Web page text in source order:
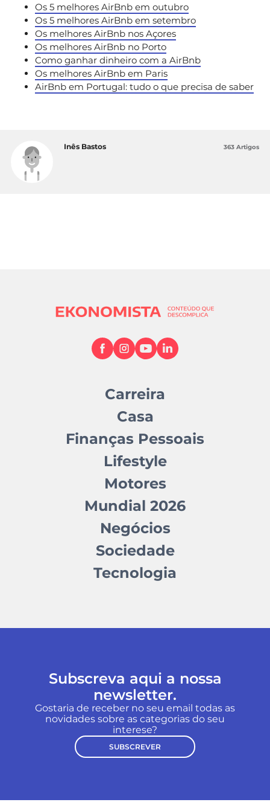
Os 5 melhores AirBnb em outubro
Os 5 melhores AirBnb em setembro
Os melhores AirBnb nos Açores
Os melhores AirBnb no Porto
Como ganhar dinheiro com a AirBnb
Os melhores AirBnb em Paris
AirBnb em Portugal: tudo o que precisa de saber
Inês Bastos 363 Artigos
Carreira
Casa
Finanças Pessoais
Lifestyle
Motores
Mundial 2026
Negócios
Sociedade
Tecnologia
Subscreva aqui a nossa
newsletter.
Gostaria de receber no seu email todas as
novidades sobre as categorias do seu
interese?
SUBSCREVER